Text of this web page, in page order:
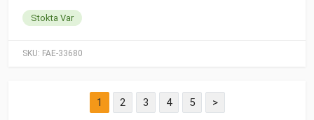
SKU: FAE-33680
Stokta Var
1 2 3 4 5
>